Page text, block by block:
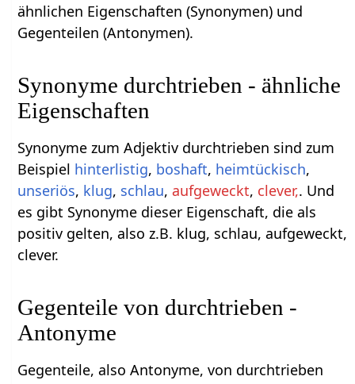
ähnlichen Eigenschaften (Synonymen) und
Gegenteilen (Antonymen).
Synonyme durchtrieben - ähnliche
Eigenschaften
Synonyme zum Adjektiv durchtrieben sind zum
Beispiel hinterlistig, boshaft, heimtückisch,
unseriös, klug, schlau, aufgeweckt, clever,. Und
es gibt Synonyme dieser Eigenschaft, die als
positiv gelten, also z.B. klug, schlau, aufgeweckt,
clever.
Gegenteile von durchtrieben -
Antonyme
Gegenteile, also Antonyme, von durchtrieben